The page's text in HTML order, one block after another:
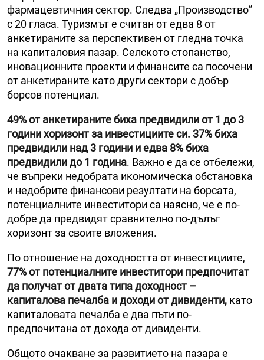
фармацевтичния сектор. Следва „Производство”
с 20 гласа. Туризмът е считан от едва 8 от
анкетираните за перспективен от гледна точка
на капиталовия пазар. Селското стопанство,
иновационните проекти и финансите са посочени
от анкетираните като други сектори с добър
борсов потенциал.
49% от анкетираните биха предвидили от 1 до 3
години хоризонт за инвестициите си. 37% биха
предвидили над 3 години и едва 8% биха
предвидили до 1 година. Важно е да се отбележи,
че въпреки недобрата икономическа обстановка
и недобрите финансови резултати на борсата,
потенциалните инвеститори са наясно, че е по-
добре да предвидят сравнително по-дълъг
хоризонт за своите вложения.
По отношение на доходността от инвестициите,
77% от потенциалните инвеститори предпочитат
да получат от двата типа доходност –
капиталова печалба и доходи от дивиденти, като
капиталовата печалба е два пъти по-
предпочитана от дохода от дивиденти.
Общото очакване за развитието на пазара е